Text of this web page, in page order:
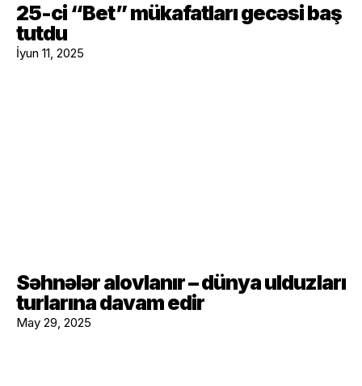
25-ci “Bet” mükafatları gecəsi baş
tutdu
İyun 11, 2025
Səhnələr alovlanır – dünya ulduzları
turlarına davam edir
May 29, 2025